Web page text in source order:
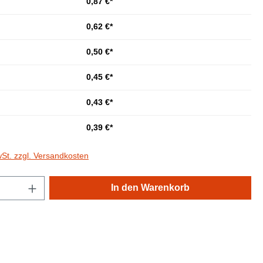
0,62 €*
0,50 €*
0,45 €*
0,43 €*
0,39 €*
zzgl. Versandkosten
Anzahl: Gib den gewünschten Wert ein
In den Warenkorb